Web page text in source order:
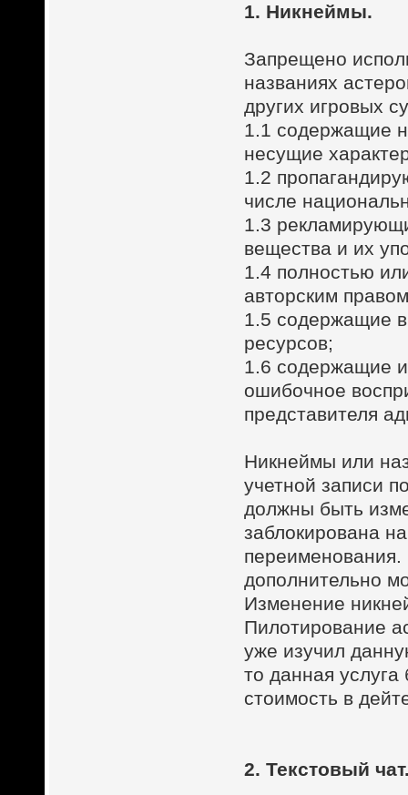
1. Никнеймы.
Запрещено
названиях
других игровых
1.1 содержащие
несущие
1.2
числе
1.3
вещества и их
1.4 полностью
авторским
1.5 содержащие
ресурсов;
1.6 содержащие
ошибочное
представителя
Никнеймы или
учетной записи
должны быть
заблокирована
переименования.
дополнительно
Изменение
Пилотирование
уже изучил
то данная
стоимость в
2. Текстовый